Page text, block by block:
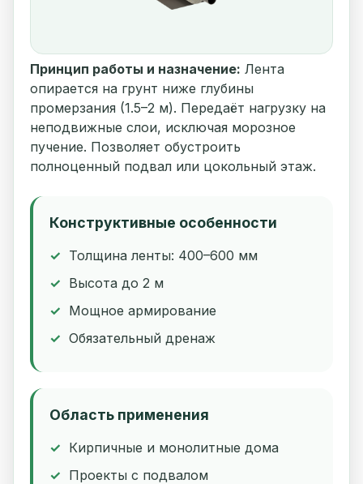
Принцип работы и назначение: Лента
опирается на грунт ниже глубины
промерзания (1.5–2 м). Передаёт нагрузку на
неподвижные слои, исключая морозное
пучение. Позволяет обустроить
полноценный подвал или цокольный этаж.
Конструктивные особенности
Толщина ленты: 400–600 мм
Высота до 2 м
Мощное армирование
Обязательный дренаж
Область применения
Кирпичные и монолитные дома
Проекты с подвалом